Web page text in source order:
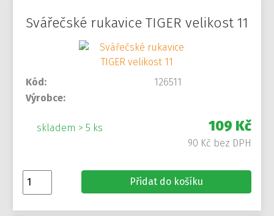
Svářečské rukavice TIGER velikost 11
Kód:
126511
Výrobce:
skladem > 5 ks 109 Kč
90 Kč bez DPH
Přidat do košíku